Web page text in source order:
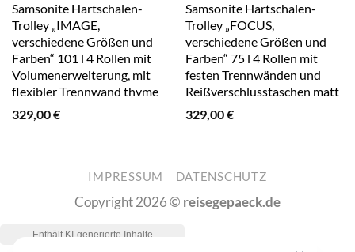
Samsonite Hartschalen-
Trolley „IMAGE,
verschiedene Größen und
Farben“ 101 l 4 Rollen mit
Volumenerweiterung, mit
flexibler Trennwand thyme
329,00€
Samsonite Hartschalen-
Trolley „FOCUS,
verschiedene Größen und
Farben“ 75 l 4 Rollen mit
festen Trennwänden und
Reißverschlusstaschen matt
sage khaki
329,00€
IMPRESSUM DATENSCHUTZ
Copyright 2026 © reisegepaeck.de